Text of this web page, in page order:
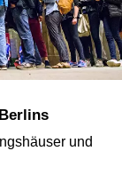
und